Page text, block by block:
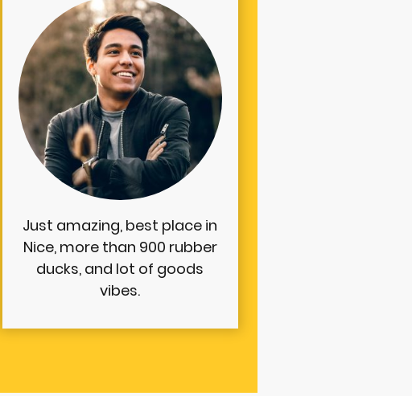
Just amazing, best place in
Nice, more than 900 rubber
ducks, and lot of goods
vibes.